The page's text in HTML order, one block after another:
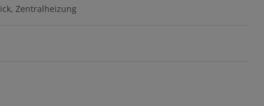
Zentralheizung